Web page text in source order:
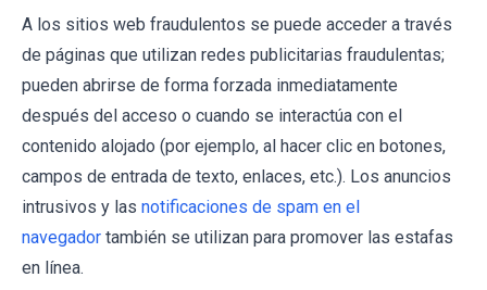
A los sitios web fraudulentos se puede acceder a través
de páginas que utilizan redes publicitarias fraudulentas;
pueden abrirse de forma forzada inmediatamente
después del acceso o cuando se interactúa con el
contenido alojado (por ejemplo, al hacer clic en botones,
campos de entrada de texto, enlaces, etc.). Los anuncios
intrusivos y las notificaciones de spam en el
navegador también se utilizan para promover las estafas
en línea.